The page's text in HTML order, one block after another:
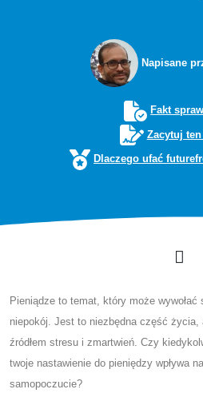
Napisane
Fakt
Zacytuj ten
Dlaczego ufać
Pieniądze to temat, który może
niepokój. Jest to niezbędna część życia,
źródłem stresu i zmartwień. Czy
twoje nastawienie do pieniędzy wpływa
samopoczucie?